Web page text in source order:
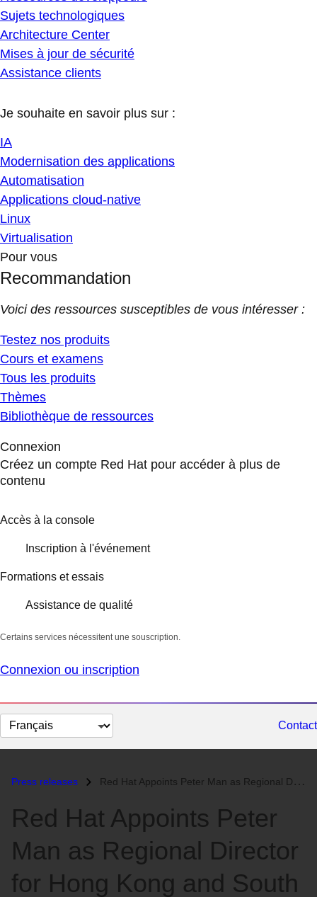
Sujets technologiques
Architecture Center
Mises à jour de sécurité
Assistance clients
Je souhaite en savoir plus sur :
IA
Modernisation des applications
Automatisation
Applications cloud-native
Linux
Virtualisation
Pour vous
Recommandation
Voici des ressources susceptibles de vous intéresser :
Testez nos produits
Cours et examens
Tous les produits
Thèmes
Bibliothèque de ressources
Connexion
Créez un compte Red Hat pour accéder à plus de
contenu
Accès à la console
Inscription à l'événement
Formations et essais
Assistance de qualité
Certains services nécessitent une souscription.
Connexion ou inscription
Changer
la
Contact
Press releases Red Hat Appoints Peter Man as Regional Director for Hong Kong and Sout...
Red Hat Appoints Peter
Man as Regional Director
for Hong Kong and South